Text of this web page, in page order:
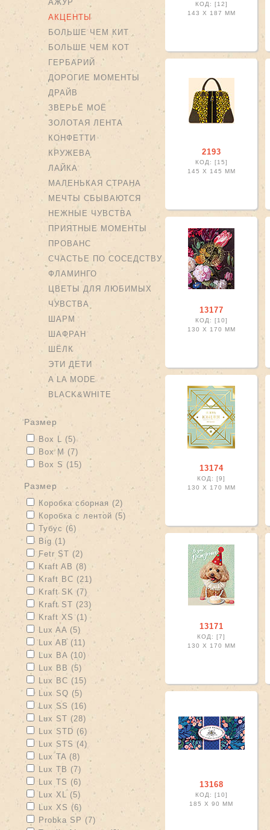
АЖУР
АКЦЕНТЫ
БОЛЬШЕ ЧЕМ КИТ
БОЛЬШЕ ЧЕМ КОТ
ГЕРБАРИЙ
ДОРОГИЕ МОМЕНТЫ
ДРАЙВ
ЗВЕРЬЁ МОЁ
ЗОЛОТАЯ ЛЕНТА
КОНФЕТТИ
КРУЖЕВА
ЛАЙКА
МАЛЕНЬКАЯ СТРАНА
МЕЧТЫ СБЫВАЮТСЯ
НЕЖНЫЕ ЧУВСТВА
ПРИЯТНЫЕ МОМЕНТЫ
ПРОВАНС
СЧАСТЬЕ ПО СОСЕДСТВУ
ФЛАМИНГО
ЦВЕТЫ ДЛЯ ЛЮБИМЫХ
ЧУВСТВА
ШАРМ
ШАФРАН
ШЁЛК
ЭТИ ДЕТИ
A LA MODE
BLACK&WHITE
размер
Apply Box L filter
Box L (5) Apply Box L filter
Apply Box M filter
Box M (7)
Apply Box S filter
Box S (15) Apply Box S filter
размер
Apply Коробка сборная filter
Коробка сборная (2) Apply Коробка сборная filter
Apply Коробка с лентой filter
Коробка с лентой (5) Apply Коробка с лентой filter
Apply Тубус filter
Тубус (6) Apply Тубус filter
Apply Big filter
Big (1)
Apply Fetr ST filter
Fetr ST (2) Apply Fetr ST filter
Apply Kraft AB filter
Kraft AB (8) Apply Kraft AB filter
Apply Kraft BC filter
Kraft BC (21) Apply Kraft BC filter
Apply Kraft SK filter
Kraft SK (7) Apply Kraft SK filter
Apply Kraft ST filter
Kraft ST (23) Apply Kraft ST filter
Apply Kraft XS filter
Kraft XS (1) Apply Kraft XS filter
Apply Lux AA filter
Lux AA (5)
Apply Lux AB filter
Lux AB (11) Apply Lux AB filter
Apply Lux BA filter
Lux BA (10) Apply Lux BA filter
Apply Lux BB filter
Lux BB (5) Apply Lux BB filter
Apply Lux BC filter
Lux BC (15) Apply Lux BC filter
Apply Lux SQ filter
Lux SQ (5)
Apply Lux SS filter
Lux SS (16) Apply Lux SS filter
Apply Lux ST filter
Lux ST (28) Apply Lux ST filter
Apply Lux STD filter
Lux STD (6) Apply Lux STD filter
Apply Lux STS filter
Lux STS (4) Apply Lux STS filter
Apply Lux TA filter
Lux TA (8)
Apply Lux TB filter
Lux TB (7) Apply Lux TB filter
Apply Lux TS filter
Lux TS (6)
Apply Lux XL filter
Lux XL (5) Apply Lux XL filter
Apply Lux XS filter
Lux XS (6) Apply Lux XS filter
Apply Probka SP filter
Probka SP (7) Apply Probka SP filter
КОД: [12]
143 X
187 ММ
2193
КОД: [15]
145 X
145 ММ
13177
КОД: [10]
130 X
170 ММ
13174
КОД: [9]
130 X
170 ММ
13171
КОД: [7]
130 X
170 ММ
13168
КОД: [10]
185 X 90 ММ